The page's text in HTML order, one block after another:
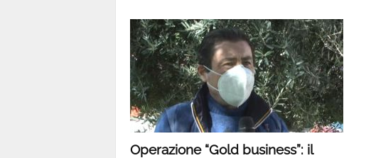
Operazione “Gold business”: il